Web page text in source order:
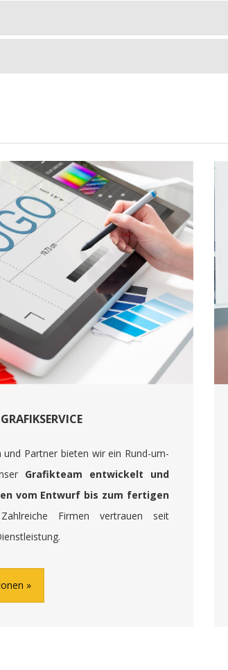
und Partner bieten wir ein Rund-um-
Grafikteam entwickelt und
vom Entwurf bis zum fertigen
Firmen vertrauen seit